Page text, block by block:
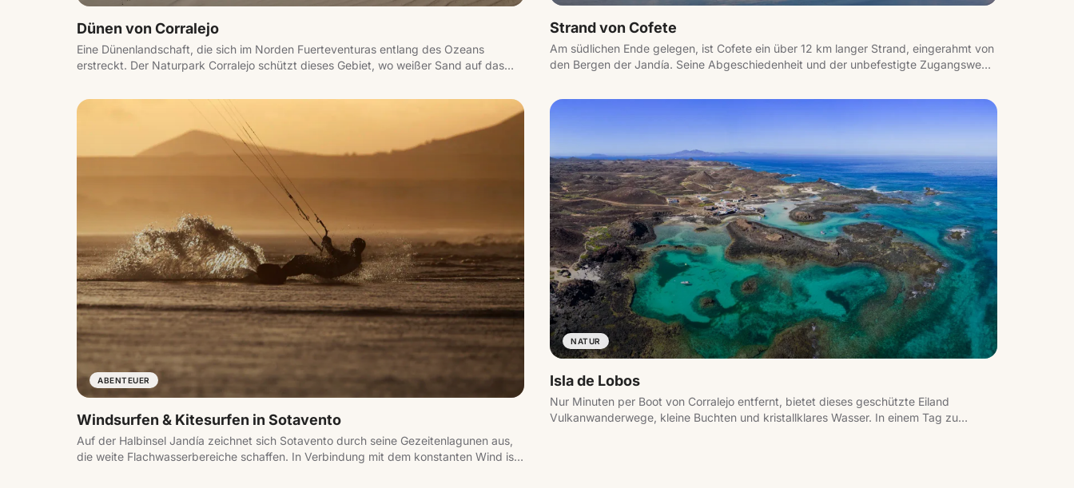
Dünen von Corralejo
Eine Dünenlandschaft, die sich im Norden Fuerteventuras entlang des Ozeans
erstreckt. Der Naturpark Corralejo schützt dieses Gebiet, wo weißer Sand auf das
Strand von Cofete
Am südlichen Ende gelegen, ist Cofete ein über 12 km langer Strand, eingerahmt von
den Bergen der Jandía. Seine Abgeschiedenheit und der unbefestigte Zugangsweg
ABENTEUER
Windsurfen & Kitesurfen in Sotavento
Auf der Halbinsel Jandía zeichnet sich Sotavento durch seine Gezeitenlagunen aus,
die weite Flachwasserbereiche schaffen. In Verbindung mit dem konstanten Wind ist
NATUR
Isla de Lobos
Nur Minuten per Boot von Corralejo entfernt, bietet dieses geschützte Eiland
Vulkanwanderwege, kleine Buchten und kristallklares Wasser. In einem Tag zu